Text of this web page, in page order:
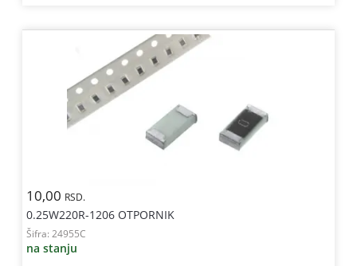
10,00 RSD.
0.25W220R-1206 OTPORNIK
Šifra: 24955C
na stanju